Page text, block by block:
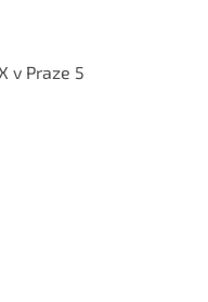
v Praze 5